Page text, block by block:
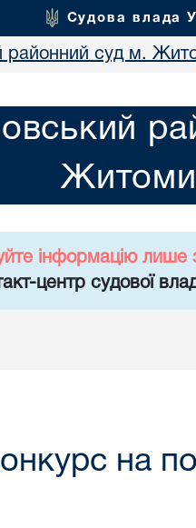
Судова влада
районний суд м.
інформацію лише
центр судової
на